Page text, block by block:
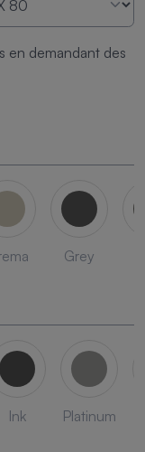
en demandant des
Grey
Ink Platinum